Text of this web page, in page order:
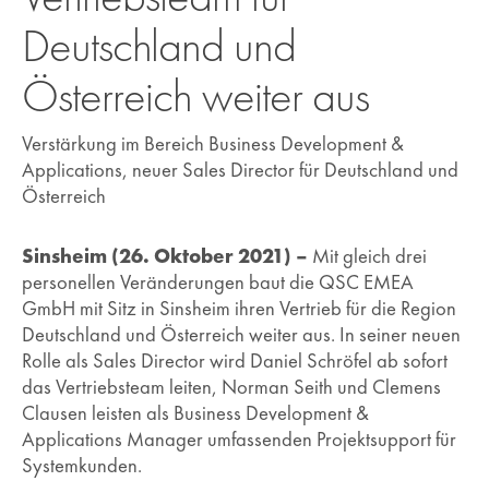
Deutschland und
Österreich weiter aus
Verstärkung im Bereich Business Development &
Applications, neuer Sales Director für Deutschland und
Österreich
Sinsheim (26. Oktober 2021) – Mit gleich drei
personellen Veränderungen baut die QSC EMEA
GmbH mit Sitz in Sinsheim ihren Vertrieb für die Region
Deutschland und Österreich weiter aus. In seiner neuen
Rolle als Sales Director wird Daniel Schröfel ab sofort
das Vertriebsteam leiten, Norman Seith und Clemens
Clausen leisten als Business Development &
Applications Manager umfassenden Projektsupport für
Systemkunden.